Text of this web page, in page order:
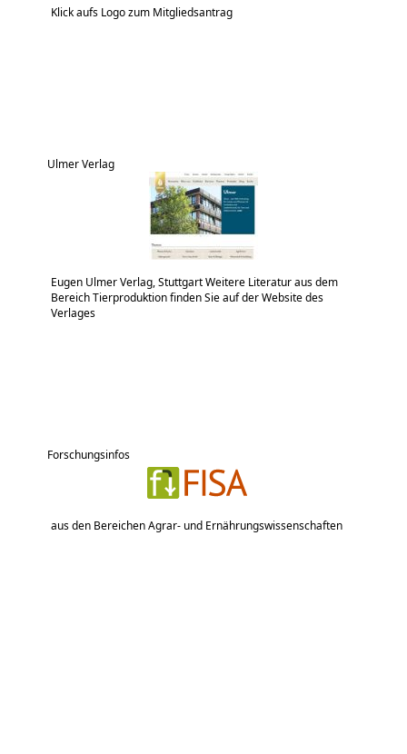
Klick aufs Logo zum Mitgliedsantrag
Ulmer Verlag
Eugen Ulmer Verlag, Stuttgart Weitere Literatur aus dem
Bereich Tierproduktion finden Sie auf der Website des
Verlages
Forschungsinfos
aus den Bereichen Agrar- und Ernährungswissenschaften